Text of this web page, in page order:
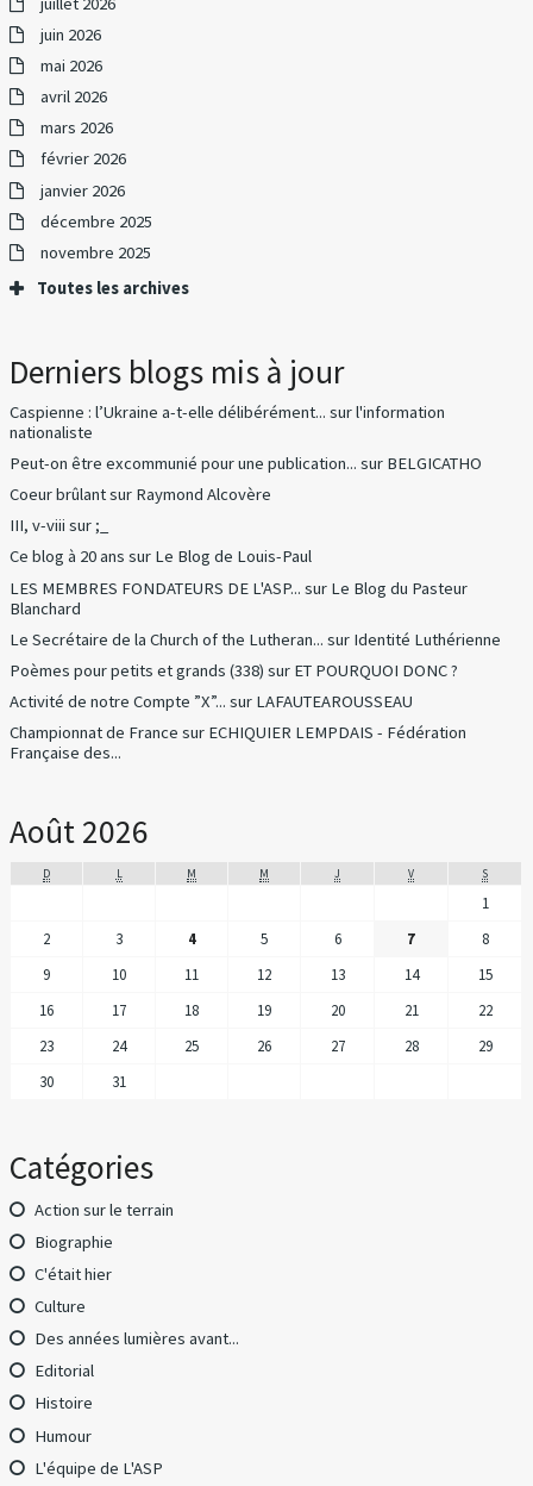
juin 2026
mai 2026
avril 2026
mars 2026
février 2026
janvier 2026
décembre 2025
novembre 2025
Toutes les archives
Derniers blogs mis à jour
Caspienne : l’Ukraine a-t-elle délibérément... surl'information
nationaliste
Peut-on être excommunié pour une publication... sur BELGICATHO
Coeur brûlantsur Raymond Alcovère
III, v-viii sur ;_
Ce blog à 20 ans sur Le Blog de Louis-Paul
LES MEMBRES FONDATEURS DE L'ASP... sur Le Blog du Pasteur
Blanchard
Le Secrétaire de la Church of the Lutheran... sur Identité Luthérienne
Poèmes pour petits et grands (338) sur ET POURQUOI DONC ?
Activité de notre Compte ”X”... sur LAFAUTEAROUSSEAU
Championnat de France sur ECHIQUIER LEMPDAIS - Fédération
Française des...
Août 2026
D L M M J V S
1
2
3 4 5 6 7
8
9
10 11 12 13 14
15
16
17 18 19 20 21
22
23
24 25 26 27 28
29
30
31
Catégories
Action sur le terrain
Biographie
C'était hier
Culture
Des années lumières avant...
Editorial
Histoire
Humour
L'équipe de L'ASP